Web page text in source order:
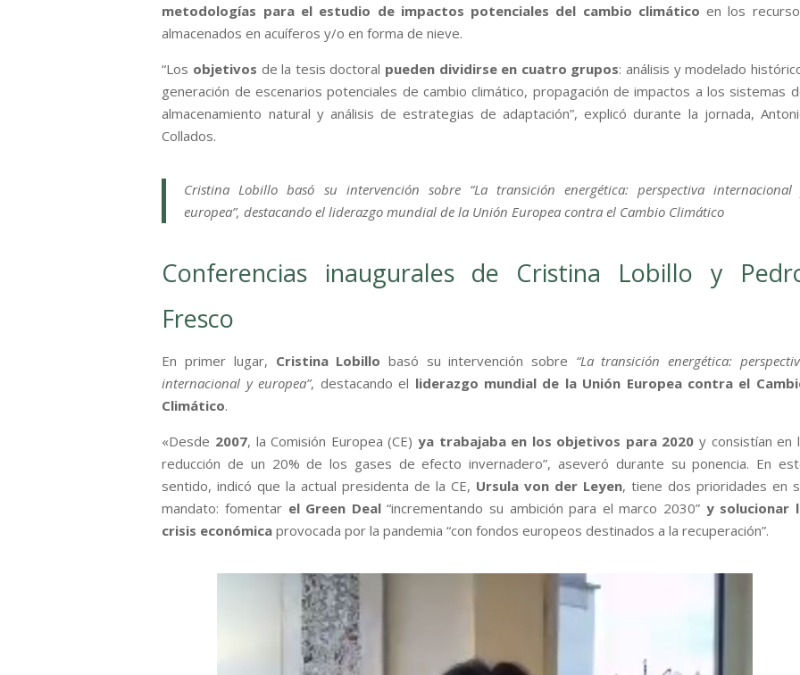
metodologías para el estudio de impactos potenciales del cambio climático en los
almacenados en acuíferos y/o en forma de nieve.
“Los objetivos de la tesis doctoral pueden dividirse en cuatro grupos: análisis y modelado
generación de escenarios potenciales de cambio climático, propagación de impactos a los sistemas
almacenamiento natural y análisis de estrategias de adaptación”, explicó durante la jornada,
Collados.
Cristina Lobillo basó su intervención sobre “La transición energética: perspectiva internacional
europea”, destacando el liderazgo mundial de la Unión Europea contra el Cambio Climático
Conferencias inaugurales de Cristina Lobillo y
Fresco
En primer lugar, Cristina Lobillo basó su intervención sobre “La transición energética:
internacional y europea”, destacando el liderazgo mundial de la Unión Europea contra el
Climático.
«Desde 2007, la Comisión Europea (CE) ya trabajaba en los objetivos para 2020 y consistían en
reducción de un 20% de los gases de efecto invernadero”, aseveró durante su ponencia. En
sentido, indicó que la actual presidenta de la CE, Ursula von der Leyen, tiene dos prioridades en
mandato: fomentar el Green Deal“incrementando su ambición para el marco 2030” y solucionar
crisis económica provocada por la pandemia “con fondos europeos destinados a la recuperación”.